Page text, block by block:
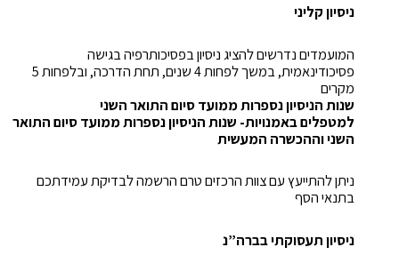
ניסיון קליני
המועמדים נדרשים להציג ניסיון בפסיכותרפיה בגישה
פסיכודינאמית, במשך לפחות 4 שנים, תחת הדרכה, ובלפחות 5
מקרים
שנות הניסיון נספרות ממועד סיום התואר השני
למטפלים באמנויות- שנות הניסיון נספרות ממועד סיום התואר
השני וההכשרה המעשית
ניתן להתייעץ עם צוות הרכזים טרם הרשמה לבדיקת עמידתכם
בתנאי הסף
ניסיון תעסוקתי בברה”נ